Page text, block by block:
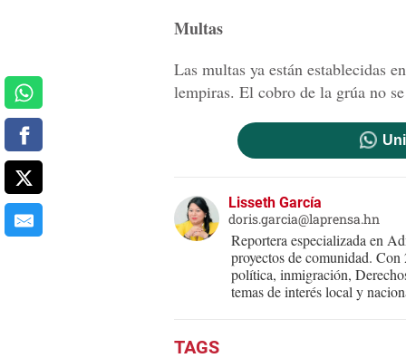
Multas
Las multas ya están establecidas
lempiras. El cobro de la grúa no
Lisseth García
doris.garcia@laprensa.hn
Reportera especializada en
proyectos de comunidad.
política, inmigración,
temas de interés local y